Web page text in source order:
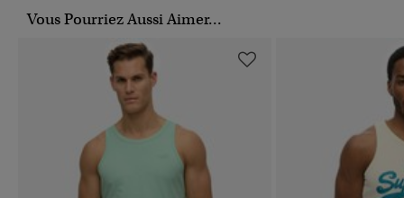
Vous Pourriez Aussi Aimer...